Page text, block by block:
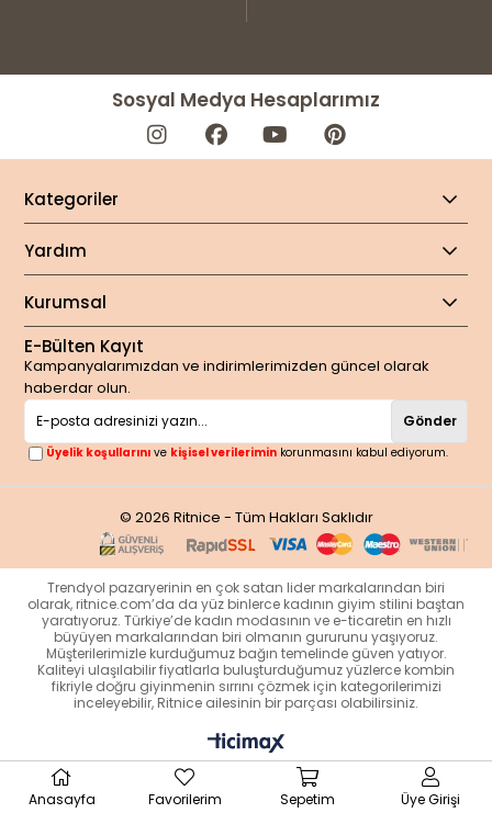
Sosyal Medya Hesaplarımız
Kategoriler
Yardım
Kurumsal
E-Bülten Kayıt
Kampanyalarımızdan ve indirimlerimizden güncel olarak
haberdar olun.
Gönder
Üyelik koşullarını ve kişisel verilerimin korunmasını kabul ediyorum.
© 2026 Ritnice - Tüm Hakları Saklıdır
Trendyol pazaryerinin en çok satan lider markalarından biri
olarak, ritnice.com’da da yüz binlerce kadının giyim stilini baştan
yaratıyoruz. Türkiye’de kadın modasının ve e-ticaretin en hızlı
büyüyen markalarından biri olmanın gururunu yaşıyoruz.
Müşterilerimizle kurduğumuz bağın temelinde güven yatıyor.
Kaliteyi ulaşılabilir fiyatlarla buluşturduğumuz yüzlerce kombin
fikriyle doğru giyinmenin sırrını çözmek için kategorilerimizi
inceleyebilir, Ritnice ailesinin bir parçası olabilirsiniz.
Anasayfa Favorilerim Sepetim Üye Girişi